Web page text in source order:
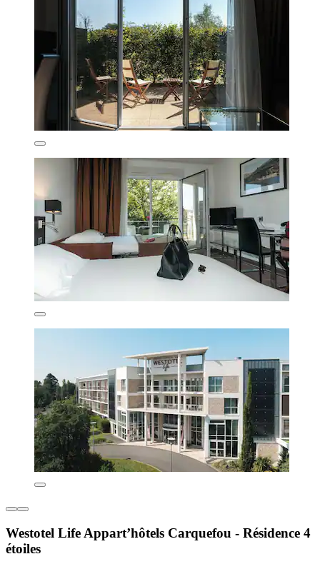
Westotel Life Appart’hôtels Carquefou - Résidence 4
étoiles